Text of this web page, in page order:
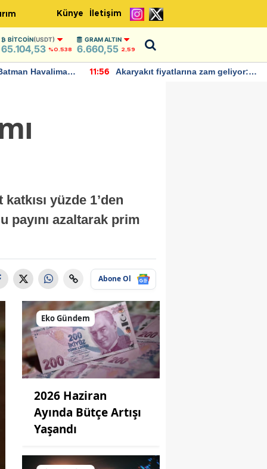
Künye İletişim
BITCOIN(USDT)
65.104,53 %0.538
GRAM ALTIN
6.660,55 2,59
Havalimanı
11:56
Akaryakıt fiyatlarına zam geliyor:
yüzde 1’den
payını azaltarak prim
Abone Ol
Eko Gündem
2026 Haziran
Ayında Bütçe Artışı
Yaşandı